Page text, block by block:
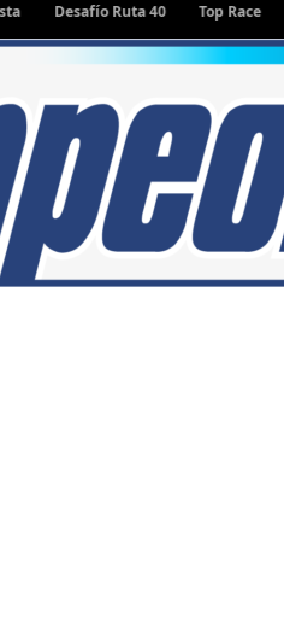
Desafío Ruta 40 Top Race TC